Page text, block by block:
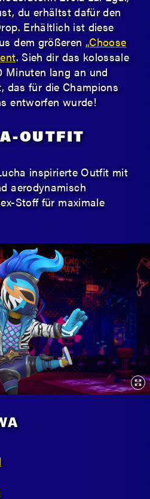
du erhältst dafür den
Erhältlich ist diese
dem größeren „Choose
. Sieh dir das kolossale
Minuten lang an und
das für die Champions
entworfen wurde!
OUTFIT
inspirierte Outfit mit
aerodynamisch
Stoff für maximale